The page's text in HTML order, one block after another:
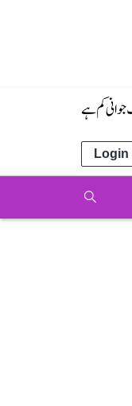
کم ہے
Login